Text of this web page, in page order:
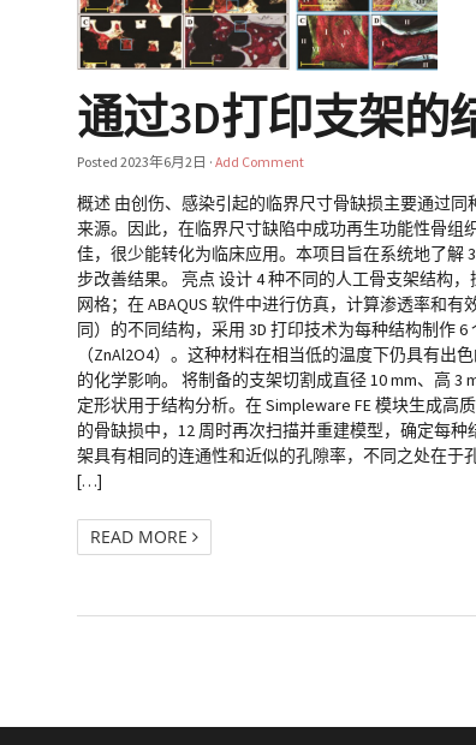
通过3D打印支架的
Posted2023年6月2日 ·Add Comment
概述 由创伤、感染引起的临界尺寸骨缺损主要通过
来源。因此，在临界尺寸缺陷中成功再生功能性骨
佳，很少能转化为临床应用。本项目旨在系统地了解
步改善结果。 亮点 设计 4 种不同的人工骨支架结构
网格；在 ABAQUS 软件中进行仿真，计算渗透率和
同）的不同结构，采用 3D 打印技术为每种结构制作
（ZnAl2O4）。这种材料在相当低的温度下仍具有
的化学影响。 将制备的支架切割成直径 10 mm、高 3
定形状用于结构分析。在 Simpleware FE 模块生成高
的骨缺损中，12 周时再次扫描并重建模型，确定每
架具有相同的连通性和近似的孔隙率，不同之处在于
[…]
READ MORE